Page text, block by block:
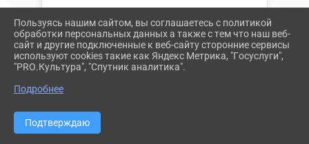
ОТКРЫТИЕ ВЫСТАВКИ
"МОТИВЫ ПЛЕНЭРА"
Пользуясь нашим сайтом, вы соглашаетесь с политикой
обработки персональных данных а также с тем что наш веб-
сайт и другие подключенные к веб-сайту сторонние сервисы
используют cookies такие как Яндекс Метрика, "Госуслуги",
"PRO.Культура", "Спутник аналитика".
Подробнее
Подтверждаю